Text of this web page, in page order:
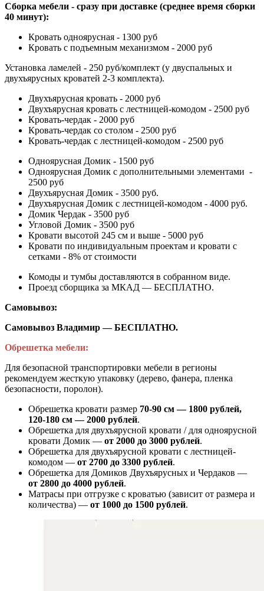
Сборка мебели - сразу при доставке (среднее время сборки
40 минут):
Кровать одноярусная - 1300 руб
Кровать с подъемным механизмом - 2000 руб
Установка ламелей - 250 руб/комплект (у двуспальных и
двухъярусных кроватей 2-3 комплекта).
Двухъярусная кровать - 2000 руб
Двухъярусная кровать с лестницей-комодом - 2500 руб
Кровать-чердак - 2000 руб
Кровать-чердак со столом - 2500 руб
Кровать-чердак с лестницей-комодом - 2500 руб
Одноярусная Домик - 1500 руб
Одноярусная Домик с дополнительными элементами -
2500 руб
Двухъярусная Домик - 3500 руб.
Двухъярусная Домик с лестницей-комодом - 4000 руб.
Домик Чердак - 3500 руб
Угловой Домик - 3500 руб
Кровати высотой 245 см и выше - 5000 руб
Кровати по индивидуальным проектам и кровати с
сетками - 8% от стоимости
Комоды и тумбы доставляются в собранном виде.
Проезд сборщика за МКАД — БЕСПЛАТНО.
Самовывоз:
Самовывоз Владимир — БЕСПЛАТНО.
Обрешетка мебели:
Для безопасной транспортировки мебели в регионы
рекомендуем жесткую упаковку (дерево, фанера, пленка
безопасности, поролон).
Обрешетка кровати размер 70-90 см — 1800 рублей,
120-180 см — 2000 рублей.
Обрешетка для двухъярусной кровати / для одноярусной
кровати Домик — от 2000 до 3000 рублей.
Обрешетка для двухъярусной кровати с лестницей-
комодом — от 2700 до 3300 рублей.
Обрешетка для Домиков Двухъярусных и Чердаков —
от 2800 до 4000 рублей.
Матрасы при отгрузке с кроватью (зависит от размера и
количества) — от 1000 до 1500 рублей.